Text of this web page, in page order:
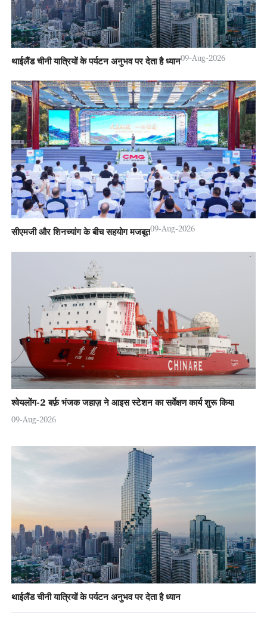
थाईलैंड चीनी यात्रियों के पर्यटन अनुभव पर देता है ध्यान09-Aug-2026
सीएमजी और शिनच्यांग के बीच सहयोग मजबूत09-Aug-2026
श्वेयलोंग-2 बर्फ़ भंजक जहाज़ ने आइस स्टेशन का सर्वेक्षण कार्य शुरू किया
09-Aug-2026
थाईलैंड चीनी यात्रियों के पर्यटन अनुभव पर देता है ध्यान